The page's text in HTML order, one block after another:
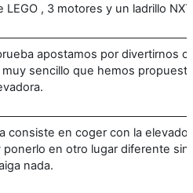
LEGO , 3 motores y un ladrillo NXT
apostamos por divertirnos
sencillo que hemos
consiste en coger con la
ponerlo en otro lugar diferente sin
nada.